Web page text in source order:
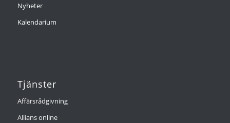
Nyheter
Kalendarium
Tjänster
Affärsrådgivning
Allians online